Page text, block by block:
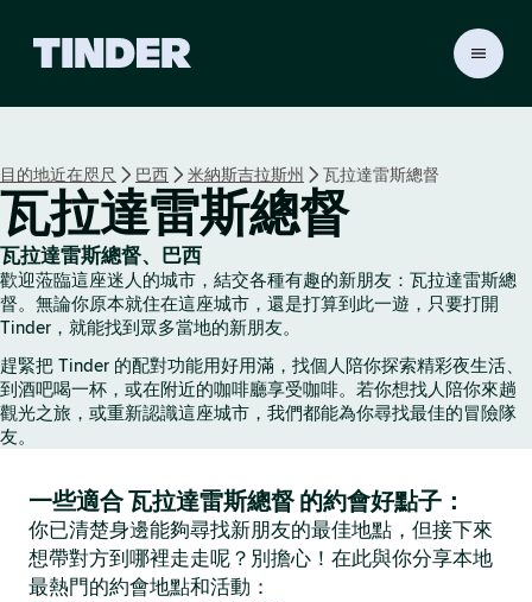
r
首
頁
目的地近在咫尺 巴西 米納斯吉拉斯州 瓦拉達雷斯總督
瓦拉達雷斯總督
瓦拉達雷斯總督、巴西
歡迎蒞臨這座迷人的城市，結交各種有趣的新朋友：瓦拉達雷斯總
督。無論你原本就住在這座城市，還是打算到此一遊，只要打開
Tinder，就能找到眾多當地的新朋友。
趕緊把 Tinder 的配對功能用好用滿，找個人陪你探索精彩夜生活、
到酒吧喝一杯，或在附近的咖啡廳享受咖啡。若你想找人陪你來趟
觀光之旅，或重新認識這座城市，我們都能為你尋找最佳的冒險隊
友。
一些適合 瓦拉達雷斯總督 的約會好點子：
你已清楚身邊能夠尋找新朋友的最佳地點，但接下來
想帶對方到哪裡走走呢？別擔心！在此與你分享本地
最熱門的約會地點和活動：